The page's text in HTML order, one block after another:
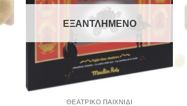
ΕΞΑΝΤΛΗΜΈΝΟ
ΘΕΑΤΡΙΚΌ ΠΑΙΧΝΊΔΙ